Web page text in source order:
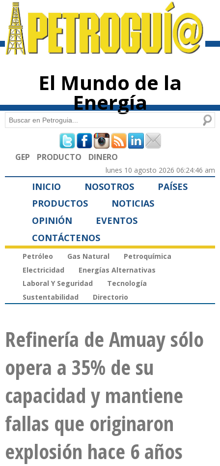
contenido
El Mundo de la
Energía
Formulario de búsqueda
Buscar
GEP PRODUCTO DINERO
lunes 10 agosto 2026 06:24:46 am
INICIO NOSOTROS
PAÍSES
PRODUCTOS
NOTICIAS
OPINIÓN
EVENTOS
CONTÁCTENOS
Petróleo Gas Natural
Petroquímica
Electricidad
Energías Alternativas
Laboral Y Seguridad
Tecnología
Sustentabilidad
Directorio
Refinería de Amuay sólo
opera a 35% de su
capacidad y mantiene
fallas que originaron
explosión hace 6 años